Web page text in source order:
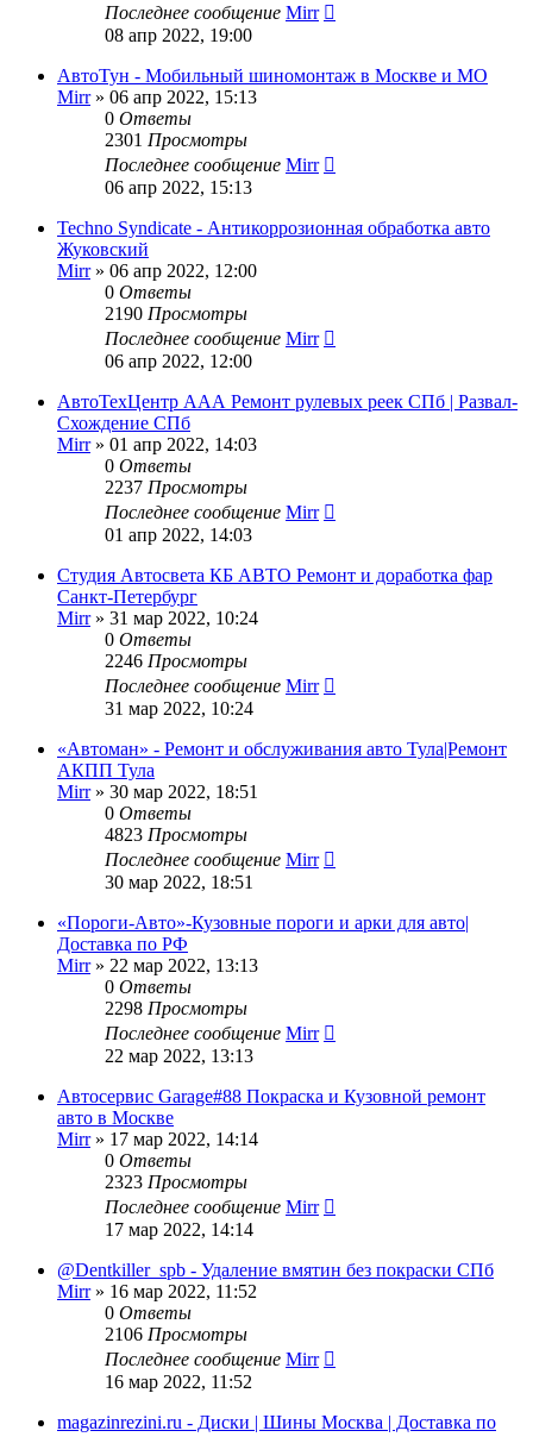
Последнее сообщение Mirr
08 апр 2022, 19:00
АвтоТун - Мобильный шиномонтаж в Москве и МО
Mirr» 06 апр 2022, 15:13
0 Ответы
2301 Просмотры
Последнее сообщение Mirr
06 апр 2022, 15:13
Techno Syndicate - Антикоррозионная обработка авто
Жуковский
Mirr» 06 апр 2022, 12:00
0 Ответы
2190 Просмотры
Последнее сообщение Mirr
06 апр 2022, 12:00
АвтоТехЦентр ААА Ремонт рулевых реек СПб | Развал-
Схождение СПб
Mirr» 01 апр 2022, 14:03
0 Ответы
2237 Просмотры
Последнее сообщение Mirr
01 апр 2022, 14:03
Студия Автосвета КБ АВТО Ремонт и доработка фар
Санкт-Петербург
Mirr» 31 мар 2022, 10:24
0 Ответы
2246 Просмотры
Последнее сообщение Mirr
31 мар 2022, 10:24
«Автоман» - Ремонт и обслуживания авто Тула|Ремонт
АКПП Тула
Mirr» 30 мар 2022, 18:51
0 Ответы
4823 Просмотры
Последнее сообщение Mirr
30 мар 2022, 18:51
«Пороги-Авто»-Кузовные пороги и арки для авто|
Доставка по РФ
Mirr» 22 мар 2022, 13:13
0 Ответы
2298 Просмотры
Последнее сообщение Mirr
22 мар 2022, 13:13
Автосервис Garage#88 Покраска и Кузовной ремонт
авто в Москве
Mirr» 17 мар 2022, 14:14
0 Ответы
2323 Просмотры
Последнее сообщение Mirr
17 мар 2022, 14:14
@Dentkiller_spb - Удаление вмятин без покраски СПб
Mirr» 16 мар 2022, 11:52
0 Ответы
2106 Просмотры
Последнее сообщение Mirr
16 мар 2022, 11:52
magazinrezini.ru - Диски | Шины Москва | Доставка по